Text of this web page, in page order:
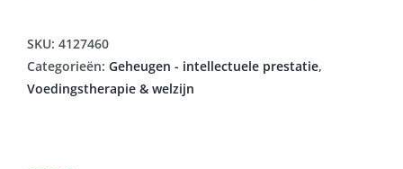
SKU: 4127460
Categorieën: Geheugen - intellectuele prestatie,
Voedingstherapie & welzijn